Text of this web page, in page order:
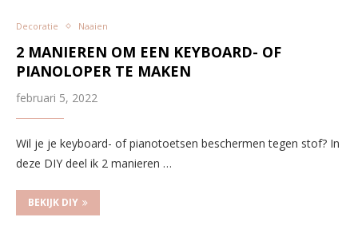
Decoratie Naaien
2 MANIEREN OM EEN KEYBOARD- OF
PIANOLOPER TE MAKEN
februari 5, 2022
Wil je je keyboard- of pianotoetsen beschermen tegen stof? In
deze DIY deel ik 2 manieren …
BEKIJK DIY